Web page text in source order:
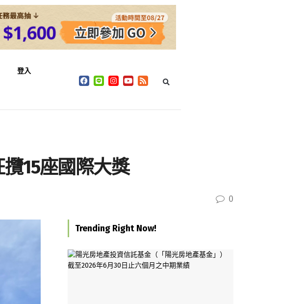
登入
15座國際大獎
0
Trending Right Now!